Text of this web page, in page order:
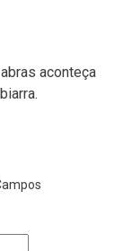
aconteça